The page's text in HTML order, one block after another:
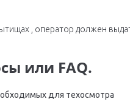
, оператор должен
или FAQ.
для техосмотра